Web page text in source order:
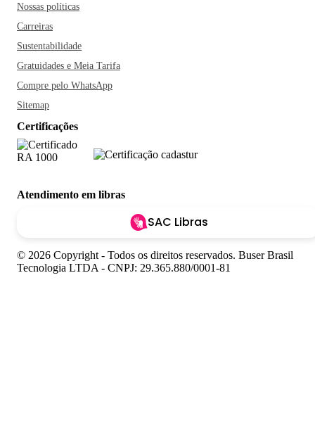
Nossas políticas
Carreiras
Sustentabilidade
Gratuidades e Meia Tarifa
Compre pelo WhatsApp
Sitemap
Certificações
Atendimento em libras
SAC Libras
© 2026 Copyright - Todos os direitos reservados. Buser Brasil
Tecnologia LTDA - CNPJ: 29.365.880/0001-81